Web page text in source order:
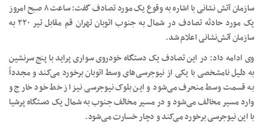
سازمان آتش نشانی با اشاره به وقوع یک مورد تصادف گفت: ساعت ۸ صبح امروز
یک مورد حادثه تصادف در شمال به جنوب اتوبان تهران قم مقابل تیر ۲۲۰ به
سازمان آتش‌نشانی اعلام شد.
وی ادامه داد: در این تصادف یک دستگاه خودروی سواری پراید با پنج سرنشین
به دلیل نامشخصی با یکی از نیوجرسی‌های وسط اتوبان برخورد می‌کند و مجدداً
به قسمت وسط منحرف می‌شود و این بلوک نیوجرسی نیز از خط خود خارج و
وارد مسیر مخالف می‌شود و در مسیر مخالف جنوب به شمال یک دستگاه پرشیا
با این نیوجرسی برخورد می‌کند و دچار خسارت می‌شود.